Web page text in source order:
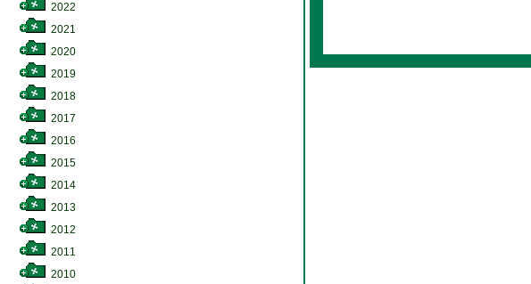
2022
2021
2020
2019
2018
2017
2016
2015
2014
2013
2012
2011
2010